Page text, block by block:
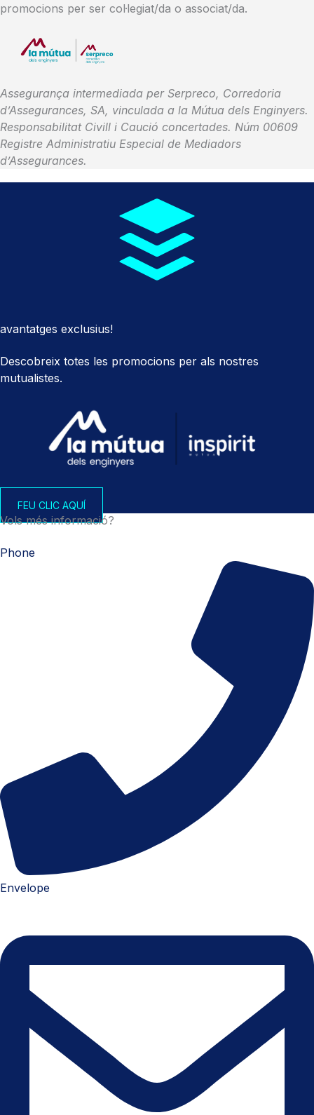
promocions per ser col·legiat/da o associat/da.
Assegurança intermediada per Serpreco, Corredoria
d’Assegurances, SA, vinculada a la Mútua dels Enginyers.
Responsabilitat Civill i Caució concertades. Núm 00609
Registre Administratiu Especial de Mediadors
d’Assegurances.
avantatges exclusius!
Descobreix totes les promocions per als nostres
mutualistes.
FEU CLIC AQUÍ
Vols més informació?
Phone
Envelope